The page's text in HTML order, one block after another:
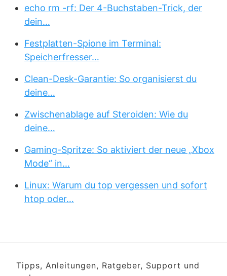
echo rm -rf: Der 4-Buchstaben-Trick, der
dein…
Festplatten-Spione im Terminal:
Speicherfresser…
Clean-Desk-Garantie: So organisierst du
deine…
Zwischenablage auf Steroiden: Wie du
deine…
Gaming-Spritze: So aktiviert der neue „Xbox
Mode“ in…
Linux: Warum du top vergessen und sofort
htop oder…
Tipps, Anleitungen, Ratgeber, Support und